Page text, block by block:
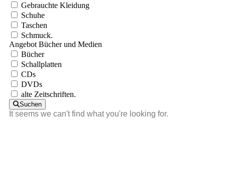
Gebrauchte Kleidung
Schuhe
Taschen
Schmuck.
Angebot Bücher und Medien
Bücher
Schallplatten
CDs
DVDs
alte Zeitschriften.
Suchen
It seems we can't find what you're looking for.